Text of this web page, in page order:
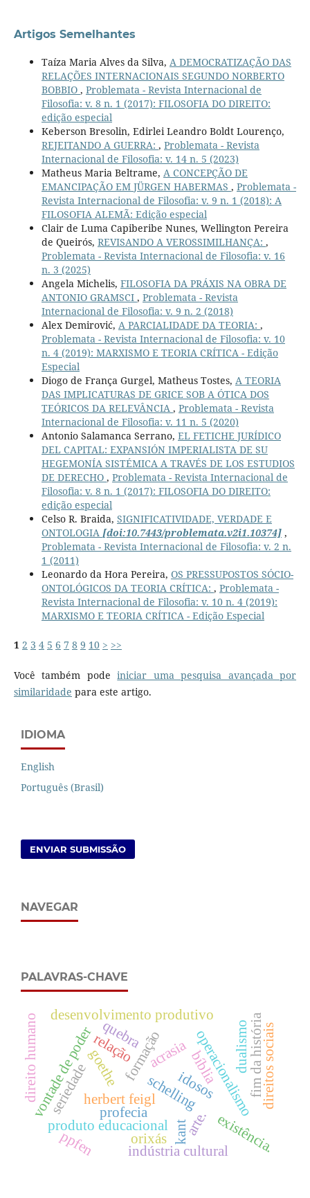
Artigos Semelhantes
Taíza Maria Alves da Silva, A DEMOCRATIZAÇÃO DAS
RELAÇÕES INTERNACIONAIS SEGUNDO NORBERTO
BOBBIO , Problemata - Revista Internacional de
Filosofia: v. 8 n. 1 (2017): FILOSOFIA DO DIREITO:
edição especial
Keberson Bresolin, Edirlei Leandro Boldt Lourenço,
REJEITANDO A GUERRA: , Problemata - Revista
Internacional de Filosofia: v. 14 n. 5 (2023)
Matheus Maria Beltrame, A CONCEPÇÃO DE
EMANCIPAÇÃO EM JÜRGEN HABERMAS , Problemata -
Revista Internacional de Filosofia: v. 9 n. 1 (2018): A
FILOSOFIA ALEMÃ: Edição especial
Clair de Luma Capiberibe Nunes, Wellington Pereira
de Queirós, REVISANDO A VEROSSIMILHANÇA: ,
Problemata - Revista Internacional de Filosofia: v. 16
n. 3 (2025)
Angela Michelis, FILOSOFIA DA PRÁXIS NA OBRA DE
ANTONIO GRAMSCI , Problemata - Revista
Internacional de Filosofia: v. 9 n. 2 (2018)
Alex Demirović, A PARCIALIDADE DA TEORIA: ,
Problemata - Revista Internacional de Filosofia: v. 10
n. 4 (2019): MARXISMO E TEORIA CRÍTICA - Edição
Especial
Diogo de França Gurgel, Matheus Tostes, A TEORIA
DAS IMPLICATURAS DE GRICE SOB A ÓTICA DOS
TEÓRICOS DA RELEVÂNCIA , Problemata - Revista
Internacional de Filosofia: v. 11 n. 5 (2020)
Antonio Salamanca Serrano, EL FETICHE JURÍDICO
DEL CAPITAL: EXPANSIÓN IMPERIALISTA DE SU
HEGEMONÍA SISTÉMICA A TRAVÉS DE LOS ESTUDIOS
DE DERECHO , Problemata - Revista Internacional de
Filosofia: v. 8 n. 1 (2017): FILOSOFIA DO DIREITO:
edição especial
Celso R. Braida, SIGNIFICATIVIDADE, VERDADE E
ONTOLOGIA [doi:10.7443/problemata.v2i1.10374],
Problemata - Revista Internacional de Filosofia: v. 2 n.
1 (2011)
Leonardo da Hora Pereira, OS PRESSUPOSTOS SÓCIO-
ONTOLÓGICOS DA TEORIA CRÍTICA: , Problemata -
Revista Internacional de Filosofia: v. 10 n. 4 (2019):
MARXISMO E TEORIA CRÍTICA - Edição Especial
1 2 3 4 5 6 7 8 9 10 > >>
Você também podeiniciar uma pesquisa avançada por
similaridade para este artigo.
IDIOMA
English
Português (Brasil)
ENVIAR SUBMISSÃO
NAVEGAR
PALAVRAS-CHAVE
kant
herbert feigl
bíblia
profecia
produto educacional
relação
vontade de poder acrasia
desenvolvimento produtivo
formação
indústria cultural
operacionalismofim da história
idosos direitos sociais
arte.
schelling
existência.
direito humano goethe dualismo
seriedade
quebra
ppfen orixás